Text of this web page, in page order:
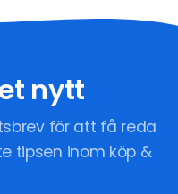
nytt
för att få reda
tipsen inom köp &